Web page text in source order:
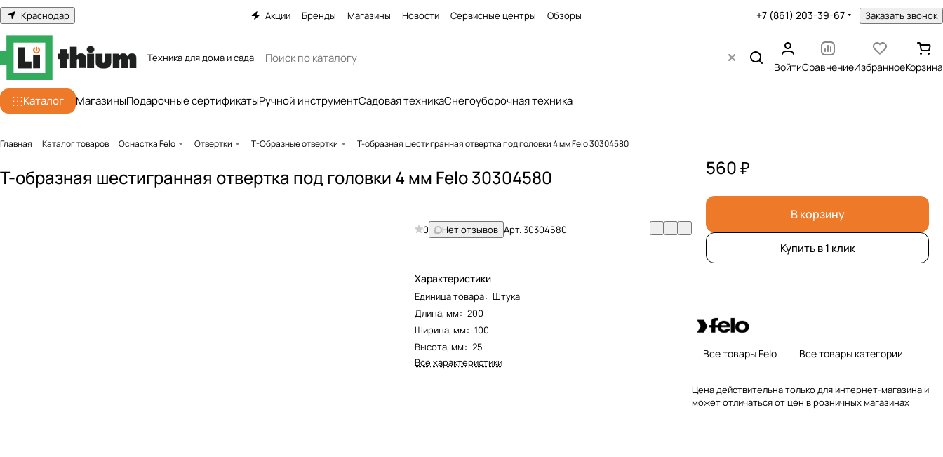
Краснодар Акции Бренды Магазины Новости Сервисные центры Обзоры +7 (861) 203-39-67 Заказать звонок
Техника для дома и сада
ВойтиСравнениеИзбранноеКорзина
Каталог МагазиныПодарочные сертификатыРучной инструментСадовая техникаСнегоуборочная техника
Главная Каталог товаров Оснастка Felo Отвертки Т-Образные отвертки Т-образная шестигранная отвертка под головки 4 мм Felo 30304580
Т-образная шестигранная отвертка под головки 4 мм Felo 30304580
0 Нет отзывов Арт.30304580
Характеристики
Единица товара: Штука
Длина, мм: 200
Ширина, мм: 100
Высота, мм: 25
Все характеристики
560 ₽
В корзину
Купить в 1 клик
Все товары Felo Все товары категории
Цена действительна только для интернет-магазина и
может отличаться от цен в розничных магазинах